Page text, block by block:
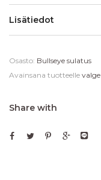
Lisätiedot
Osasto: Bullseye sulatus
Avainsana tuotteelle valge
Share with